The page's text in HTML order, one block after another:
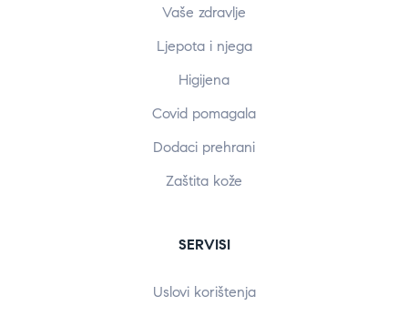
Vaše zdravlje
Ljepota i njega
Higijena
Covid pomagala
Dodaci prehrani
Zaštita kože
SERVISI
Uslovi korištenja